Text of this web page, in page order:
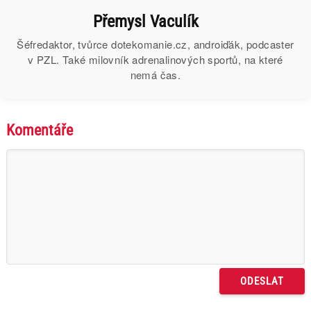
Přemysl Vaculík
Šéfredaktor, tvůrce dotekomanie.cz, androiďák, podcaster
v PZL. Také milovník adrenalinových sportů, na které
nemá čas.
Komentáře